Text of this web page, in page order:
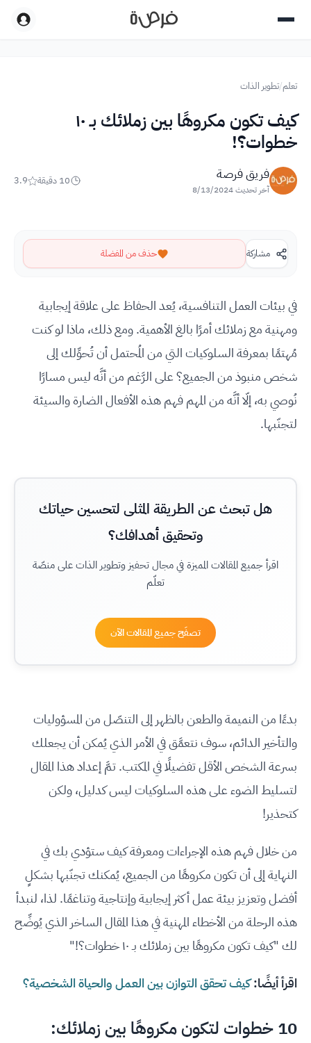
تعلم/تطوير الذات
كيف تكون مكروهًا بين زملائك بـ ١٠
خطوات؟!
فريق فرصة
آخر تحديث8/13/2024
10 دقيقة 3.9
مشاركة حذف من المفضلة
في بيئات العمل التنافسية، يُعد الحفاظ على علاقة إيجابية
ومهنية مع زملائك أمرًا بالغ الأهمية. ومع ذلك، ماذا لو كنت
مُهتمًا بمعرفة السلوكيات التي من المُحتمل أن تُحوِّلك إلى
شخص منبوذ من الجميع؟ على الرَّغم من أنَّه ليس مسارًا
نُوصي به، إلّا أنَّه من المهم فهم هذه الأفعال الضارة والسيئة
لتجنّبها.
هل تبحث عن الطريقة المثلى لتحسين حياتك
وتحقيق أهدافك؟
اقرأ جميع المقالات المميزة في مجال تحفيز وتطوير الذات على منصّة
تعلّم
تصفَح جميع المقالات الآن
بدءًا من النميمة والطعن بالظهر إلى التنصّل من المسؤوليات
والتأخير الدائم، سوف نتعمَّق في الأمر الذي يُمكن أن يجعلك
بسرعة الشخص الأقل تفضيلًا في المكتب. تمَّ إعداد هذا المقال
لتسليط الضوء على هذه السلوكيات ليس كدليل، ولكن
كتحذير!
من خلال فهم هذه الإجراءات ومعرفة كيف ستؤدي بك في
النهاية إلى أن تكون مكروهًا من الجميع، يُمكنك تجنّبها بشكلٍ
أفضل وتعزيز بيئة عمل أكثر إيجابية وإنتاجية وتناغمًا. لذا، لنبدأ
هذه الرحلة من الأخطاء المهنية في هذا المقال الساخر الذي يُوضِّح
لك "كيف تكون مكروهًا بين زملائك بـ ١٠ خطوات؟!"
اقرأ أيضًا:كيف تحقق التوازن بين العمل والحياة الشخصية؟
10 خطوات لتكون مكروهًا بين زملائك: